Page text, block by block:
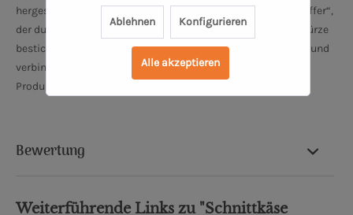
hergestellte Käseprodukte, darunter den „DEMETER Brie Pfeffer“,
der durch die Kombination von cremigem Brie und Pfefferwürze
besticht. Bauer Freigeist setzt auf Qualität und Regionalität und
verbindet traditionelle Handwerkskunst mit innovativen
Produkten.
Bewertung
Weiterführende Links zu "Schnittkäse
Ablehnen Konfigurieren
Alle akzeptieren